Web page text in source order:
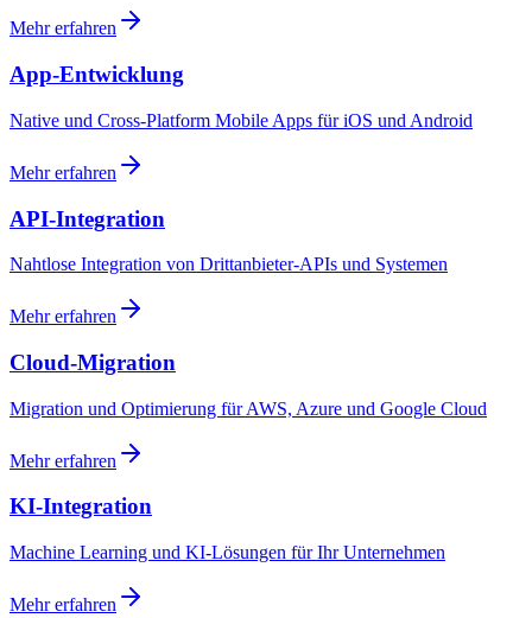
Mehr erfahren
App-Entwicklung
Native und Cross-Platform Mobile Apps für iOS und Android
Mehr erfahren
API-Integration
Nahtlose Integration von Drittanbieter-APIs und Systemen
Mehr erfahren
Cloud-Migration
Migration und Optimierung für AWS, Azure und Google Cloud
Mehr erfahren
KI-Integration
Machine Learning und KI-Lösungen für Ihr Unternehmen
Mehr erfahren